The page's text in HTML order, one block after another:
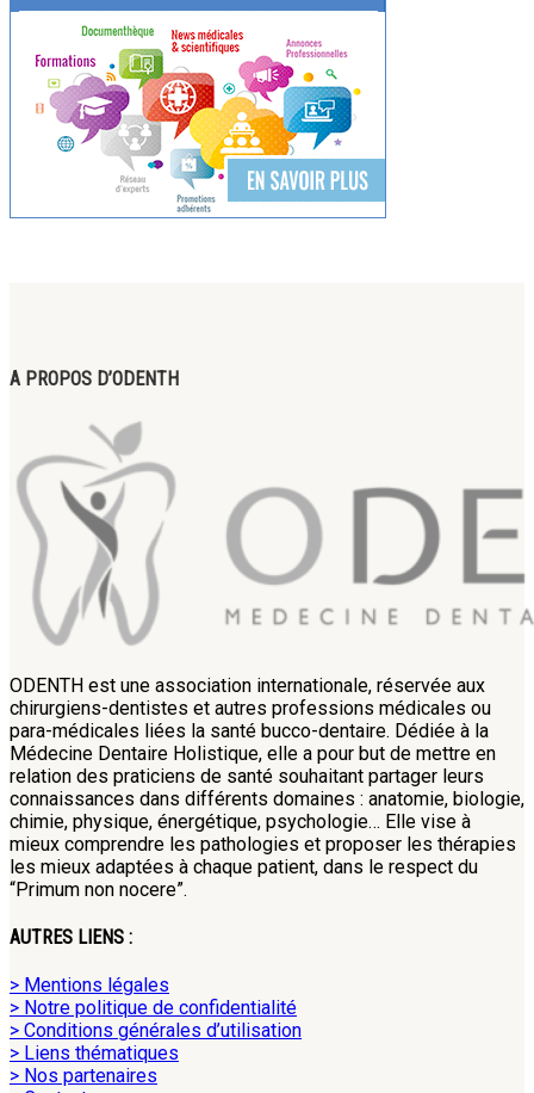
A PROPOS D’ODENTH
ODENTH est une association internationale, réservée aux
chirurgiens-dentistes et autres professions médicales ou
para-médicales liées la santé bucco-dentaire. Dédiée à la
Médecine Dentaire Holistique, elle a pour but de mettre en
relation des praticiens de santé souhaitant partager leurs
connaissances dans différents domaines : anatomie, biologie,
chimie, physique, énergétique, psychologie… Elle vise à
mieux comprendre les pathologies et proposer les thérapies
les mieux adaptées à chaque patient, dans le respect du
“Primum non nocere”.
AUTRES LIENS :
> Mentions légales
> Notre politique de confidentialité
> Conditions générales d’utilisation
> Liens thématiques
> Nos partenaires